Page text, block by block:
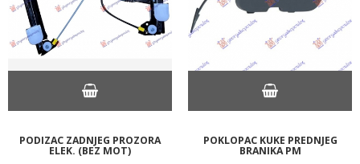
PODIZAC ZADNJEG PROZORA
ELEK. (BEZ MOT)
POKLOPAC KUKE PREDNJEG
BRANIKA PM